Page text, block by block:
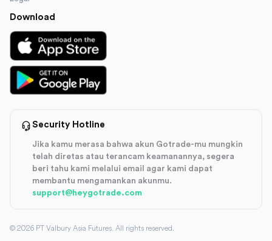
Download
Security Hotline
Jika kamu merasa bahwa akun Gotrade-mu mungkin
telah diretas atau terancam keamanannya, segera
beri tahu kami melalui email agar kami dapat
membantu mengamankan akunmu.
support@heygotrade.com
© 2026 PT Valbury Asia Futures. All rights reserved.